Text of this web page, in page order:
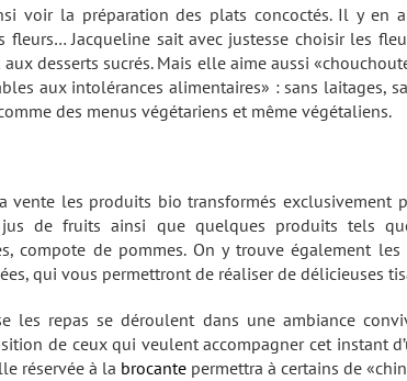
voir la préparation des plats concoctés. Il y en
fleurs… Jacqueline sait avec justesse choisir les
desserts sucrés. Mais elle aime aussi
aux intolérances alimentaires» : sans laitages,
des menus végétariens et même végétaliens.
vente les produits bio transformés exclusivement
jus de fruits ainsi que quelques produits tels
compote de pommes. On y trouve également
qui vous permettront de réaliser de délicieuses
les repas se déroulent dans une ambiance
de ceux qui veulent accompagner cet instant
réservée à la brocante permettra à certains de